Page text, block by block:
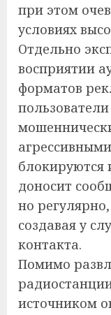
при этом
условиях
Отдельно
восприятии
форматов
блокируются
доносит
но
создавая у
контакта.
Помимо
источником